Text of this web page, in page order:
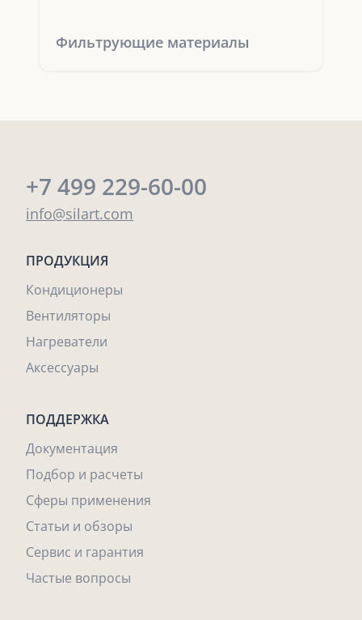
Фильтрующие материалы
+7 499 229-60-00
info@silart.com
ПРОДУКЦИЯ
Кондиционеры
Вентиляторы
Нагреватели
Аксессуары
ПОДДЕРЖКА
Документация
Подбор и расчеты
Сферы применения
Статьи и обзоры
Сервис и гарантия
Частые вопросы